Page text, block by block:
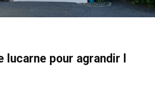
lucarne pour agrandir l